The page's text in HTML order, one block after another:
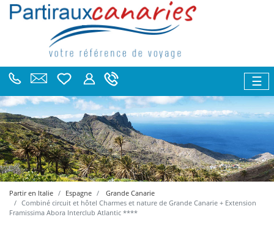
☰
Partir en Italie Espagne
Grande Canarie
Combiné circuit et hôtel Charmes et nature de Grande Canarie + Extension
Framissima Abora Interclub Atlantic ****